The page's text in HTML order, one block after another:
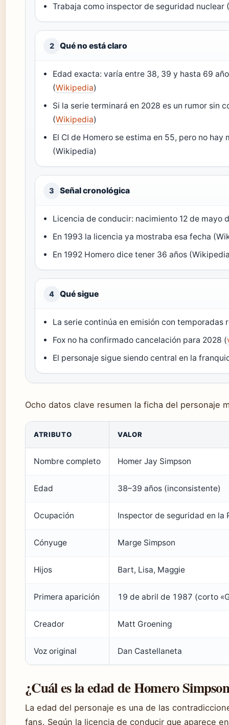
Trabaja como inspector de seguridad nuclear
2 Qué no está claro
Edad exacta: varía entre 38, 39 y hasta 69
(Wikipedia)
Si la serie terminará en 2028 es un rumor sin
(Wikipedia)
El CI de Homero se estima en 55, pero no hay
(Wikipedia)
3 Señal cronológica
Licencia de conducir: nacimiento 12 de mayo
En 1993 la licencia ya mostraba esa fecha
En 1992 Homero dice tener 36 años
4 Qué sigue
La serie continúa en emisión con temporadas
Fox no ha confirmado cancelación para 2028 (
El personaje sigue siendo central en la
Ocho datos clave resumen la ficha del personaje
ATRIBUTO VALOR
Nombre completo Homer Jay Simpson
Edad 38–39 años (inconsistente)
Ocupación Inspector de seguridad en la
Cónyuge Marge Simpson
Hijos Bart, Lisa, Maggie
Primera aparición 19 de abril de 1987 (corto
Creador Matt Groening
Voz original Dan Castellaneta
¿Cuál es la edad de Homero
La edad del personaje es una de las
fans. Según la licencia de conducir que aparece